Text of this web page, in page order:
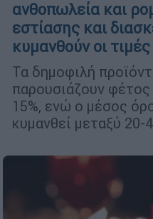
ανθοπωλεία και
εστίασης και
κυμανθούν οι τιμές
Τα δημοφιλή
παρουσιάζουν φέτος
15%, ενώ ο μέσος
κυμανθεί μεταξύ 20-